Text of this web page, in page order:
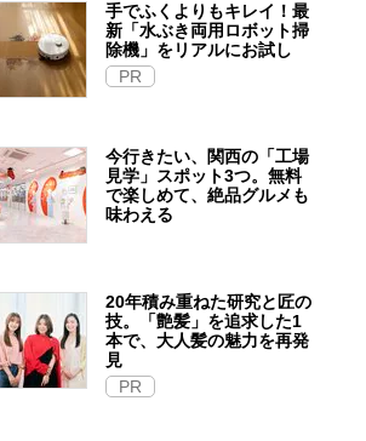
手でふくよりもキレイ！最
新「水ぶき両用ロボット掃
除機」をリアルにお試し
PR
今行きたい、関西の「工場
見学」スポット3つ。無料
で楽しめて、絶品グルメも
味わえる
20年積み重ねた研究と匠の
技。「艶髪」を追求した1
本で、大人髪の魅力を再発
見
PR